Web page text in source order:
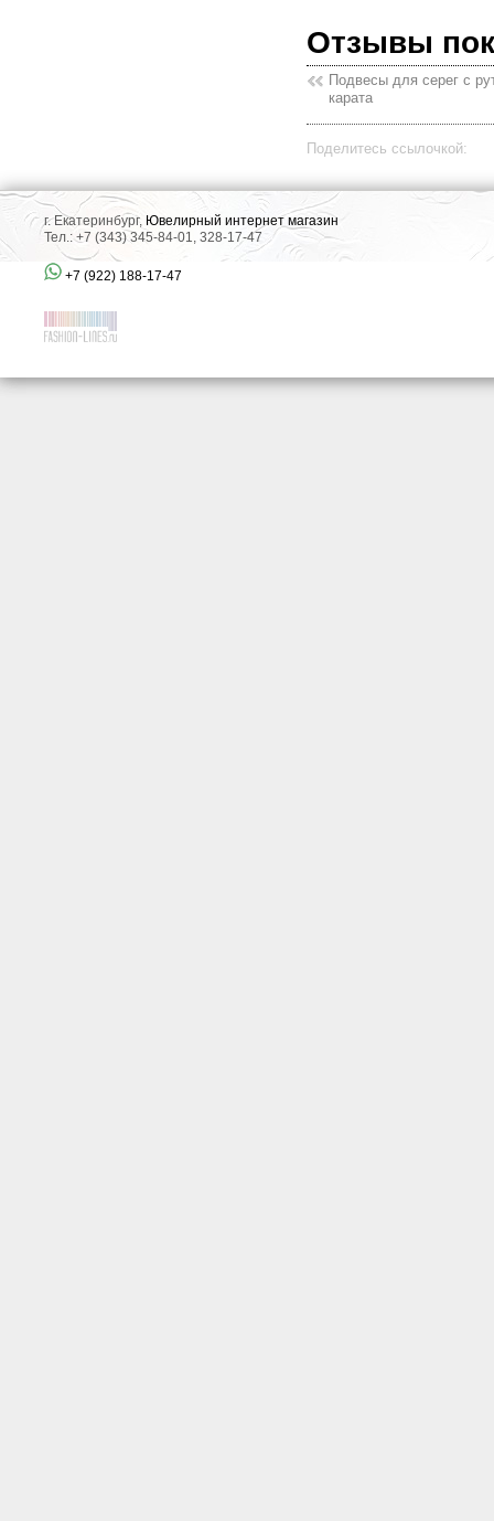
Отзывы
Подвесы для серег с
карата
Поделитесь ссылочкой:
г. Екатеринбург, Ювелирный интернет магазин
Тел.: +7 (343) 345-84-01, 328-17-47
+7 (922) 188-17-47